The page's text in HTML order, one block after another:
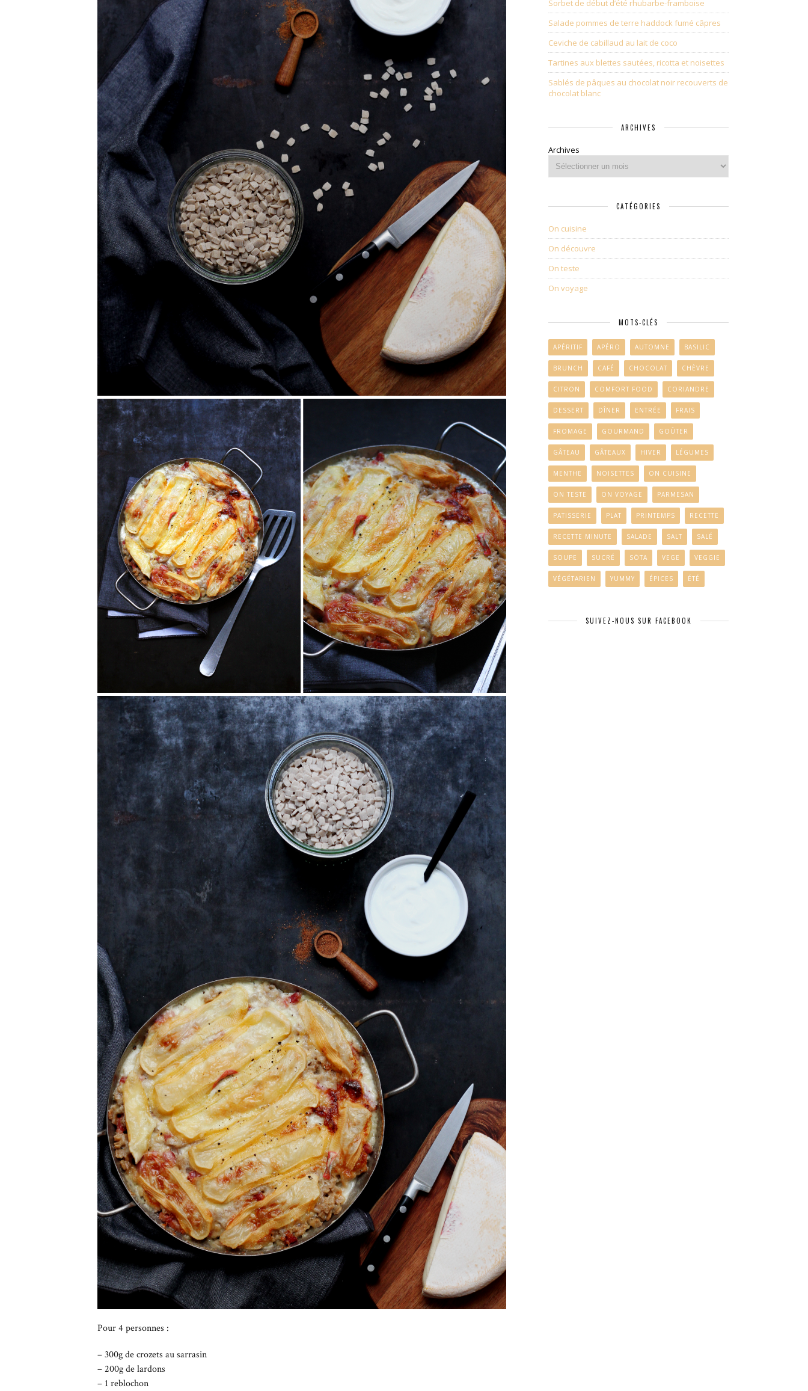
Pour 4 personnes :
– 300g de crozets au sarrasin
– 200g de lardons
– 1 reblochon
Sorbet de début d’été rhubarbe-framboise
Salade pommes de terre haddock fumé câpres
Ceviche de cabillaud au lait de coco
Tartines aux blettes sautées, ricotta et noisettes
Sablés de pâques au chocolat noir recouverts de
chocolat blanc
ARCHIVES
Archives
CATÉGORIES
On cuisine
On découvre
On teste
On voyage
MOTS-CLÉS
APÉRITIF APÉRO AUTOMNE BASILIC
BRUNCH CAFÉ CHOCOLAT CHÈVRE
CITRON COMFORT FOOD CORIANDRE
DESSERT DÎNER ENTRÉE FRAIS
FROMAGE GOURMAND GOÛTER
GÂTEAU GÂTEAUX HIVER LÉGUMES
MENTHE NOISETTES ON CUISINE
ON TESTE ON VOYAGE PARMESAN
PATISSERIE PLAT PRINTEMPS RECETTE
RECETTE MINUTE SALADE SALT SALÉ
SOUPE SUCRÉ SÖTA VEGE VEGGIE
VÉGÉTARIEN YUMMY ÉPICES ÉTÉ
SUIVEZ-NOUS SUR FACEBOOK